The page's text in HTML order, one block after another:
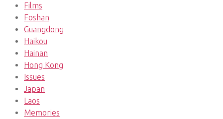
Films
Foshan
Guangdong
Haikou
Hainan
Hong Kong
Issues
Japan
Laos
Memories